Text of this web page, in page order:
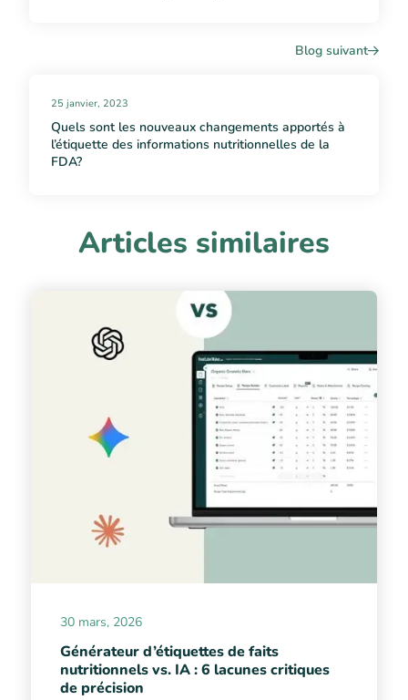
Blog suivant
25 janvier, 2023
Quels sont les nouveaux changements apportés à
l’étiquette des informations nutritionnelles de la
FDA?
Articles similaires
30 mars, 2026
Générateur d’étiquettes de faits
nutritionnels vs. IA : 6 lacunes critiques
de précision